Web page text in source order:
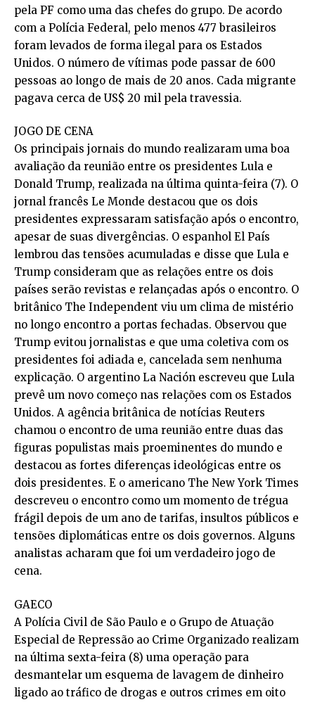
pela PF como uma das chefes do grupo. De acordo
com a Polícia Federal, pelo menos 477 brasileiros
foram levados de forma ilegal para os Estados
Unidos. O número de vítimas pode passar de 600
pessoas ao longo de mais de 20 anos. Cada migrante
pagava cerca de US$ 20 mil pela travessia.
JOGO DE CENA
Os principais jornais do mundo realizaram uma boa
avaliação da reunião entre os presidentes Lula e
Donald Trump, realizada na última quinta-feira (7). O
jornal francês Le Monde destacou que os dois
presidentes expressaram satisfação após o encontro,
apesar de suas divergências. O espanhol El País
lembrou das tensões acumuladas e disse que Lula e
Trump consideram que as relações entre os dois
países serão revistas e relançadas após o encontro. O
britânico The Independent viu um clima de mistério
no longo encontro a portas fechadas. Observou que
Trump evitou jornalistas e que uma coletiva com os
presidentes foi adiada e, cancelada sem nenhuma
explicação. O argentino La Nación escreveu que Lula
prevê um novo começo nas relações com os Estados
Unidos. A agência britânica de notícias Reuters
chamou o encontro de uma reunião entre duas das
figuras populistas mais proeminentes do mundo e
destacou as fortes diferenças ideológicas entre os
dois presidentes. E o americano The New York Times
descreveu o encontro como um momento de trégua
frágil depois de um ano de tarifas, insultos públicos e
tensões diplomáticas entre os dois governos. Alguns
analistas acharam que foi um verdadeiro jogo de
cena.
GAECO
A Polícia Civil de São Paulo e o Grupo de Atuação
Especial de Repressão ao Crime Organizado realizam
na última sexta-feira (8) uma operação para
desmantelar um esquema de lavagem de dinheiro
ligado ao tráfico de drogas e outros crimes em oito